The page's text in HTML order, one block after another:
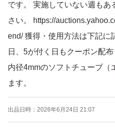
です。 実施していない週もあ
さい。 https://
end/ 獲得・使用方法は下記に
日、5が付く日もクーポン配
内径4mmのソフトチューブ（
ます。
キャップ取外してソフトチュ
予備用エンドキャップ2個付け
出品日時： 2026年6月24日 21:07